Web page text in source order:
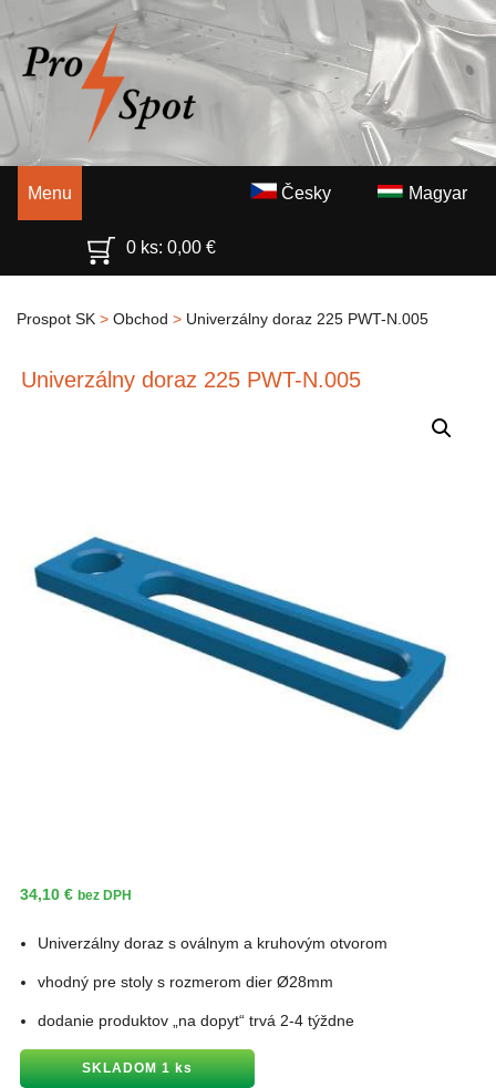
Menu Magyar
Česky
0 ks:0,00€
Prospot SK > Obchod > Univerzálny doraz 225 PWT-N.005
Univerzálny doraz 225 PWT-N.005
34,10 € bez DPH
Univerzálny doraz s oválnym a kruhovým otvorom
vhodný pre stoly s rozmerom dier Ø28mm
dodanie produktov „na dopyt“ trvá 2-4 týždne
SKLADOM 1 ks